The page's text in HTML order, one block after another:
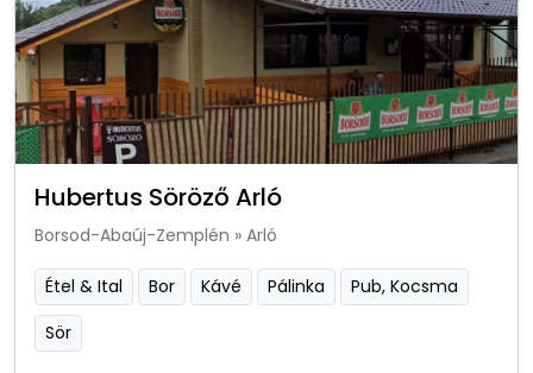
Hubertus Söröző Arló
Borsod-Abaúj-Zemplén » Arló
Étel & Ital Bor Kávé Pálinka
Pub, Kocsma
Sör